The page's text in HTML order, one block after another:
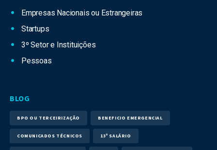
Empresas Nacionais ou Estrangeiras
Startups
3º Setor e Instituições
Pessoas
BLOG
BPO OU TERCEIRIZAÇÃO BENEFICIO EMERGENCIAL
COMUNICADOS TÉCNICOS 13º SALÁRIO